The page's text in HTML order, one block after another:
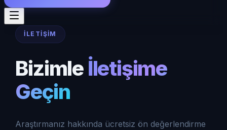
İLETIŞIM
Bizimle İletişime
Geçin
Araştırmanız hakkında ücretsiz ön değerlendirme